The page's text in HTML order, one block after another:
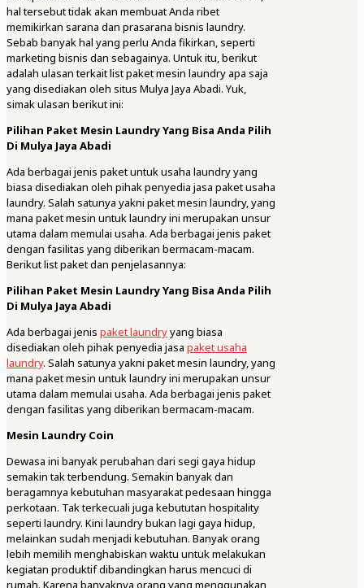
hal tersebut tidak akan membuat Anda ribet
memikirkan sarana dan prasarana bisnis laundry.
Sebab banyak hal yang perlu Anda fikirkan, seperti
marketing bisnis dan sebagainya. Untuk itu, berikut
adalah ulasan terkait list paket mesin laundry apa saja
yang disediakan oleh situs Mulya Jaya Abadi. Yuk,
simak ulasan berikut ini:
Pilihan Paket Mesin Laundry Yang Bisa Anda Pilih
Di Mulya Jaya Abadi
Ada berbagai jenis paket untuk usaha laundry yang
biasa disediakan oleh pihak penyedia jasa paket usaha
laundry. Salah satunya yakni paket mesin laundry, yang
mana paket mesin untuk laundry ini merupakan unsur
utama dalam memulai usaha. Ada berbagai jenis paket
dengan fasilitas yang diberikan bermacam-macam.
Berikut list paket dan penjelasannya:
Pilihan Paket Mesin Laundry Yang Bisa Anda Pilih
Di Mulya Jaya Abadi
Ada berbagai jenis paket laundryyang biasa
disediakan oleh pihak penyedia jasa paket usaha
laundry. Salah satunya yakni paket mesin laundry, yang
mana paket mesin untuk laundry ini merupakan unsur
utama dalam memulai usaha. Ada berbagai jenis paket
dengan fasilitas yang diberikan bermacam-macam.
Mesin Laundry Coin
Dewasa ini banyak perubahan dari segi gaya hidup
semakin tak terbendung. Semakin banyak dan
beragamnya kebutuhan masyarakat pedesaan hingga
perkotaan. Tak terkecuali juga kebututan hospitality
seperti laundry. Kini laundry bukan lagi gaya hidup,
melainkan sudah menjadi kebutuhan. Banyak orang
lebih memilih menghabiskan waktu untuk melakukan
kegiatan produktif dibandingkan harus mencuci di
rumah. Karena banyaknya orang yang menggunakan